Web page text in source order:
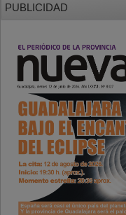
PUBLICIDAD